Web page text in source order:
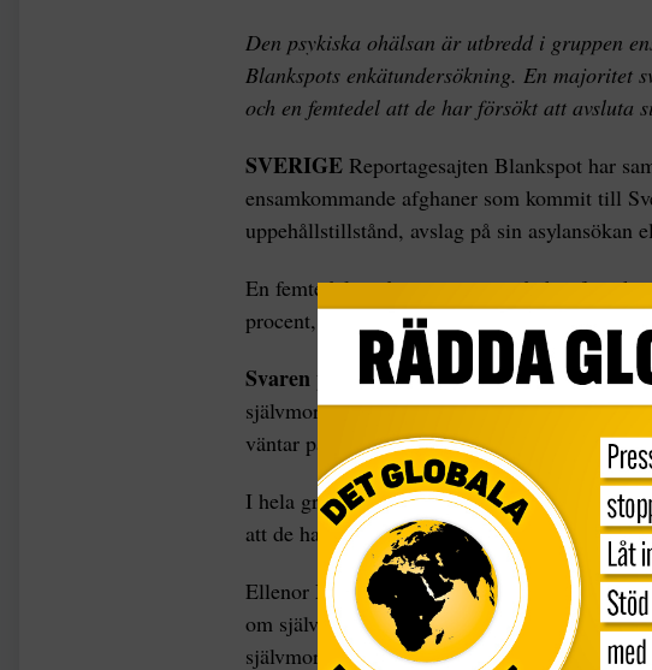
Den psykiska ohälsan är utbredd i gruppen
Blankspots enkätundersökning. En majoritet
och en femtedel att de har försökt att avsluta
SVERIGE Reportagesajten Blankspot har
ensamkommande afghaner som kommit till
uppehållstillstånd, avslag på sin asylansökan
En femtedel av dem uppger att de har
procent, svarar att en utvisning till
Svaren pekar påatt den psykiska ohälsan
självmord svarar omkring hälften i gruppen
väntar på besked att de har självmordstankar.
I hela gruppen svarar drygt hälften att de
att de har sömnproblem.
Ellenor Mittendorfer-Rutz, verksam vid
om självmord bland ensamkommande. Hon
självmordsförsöken är i linje med de studier